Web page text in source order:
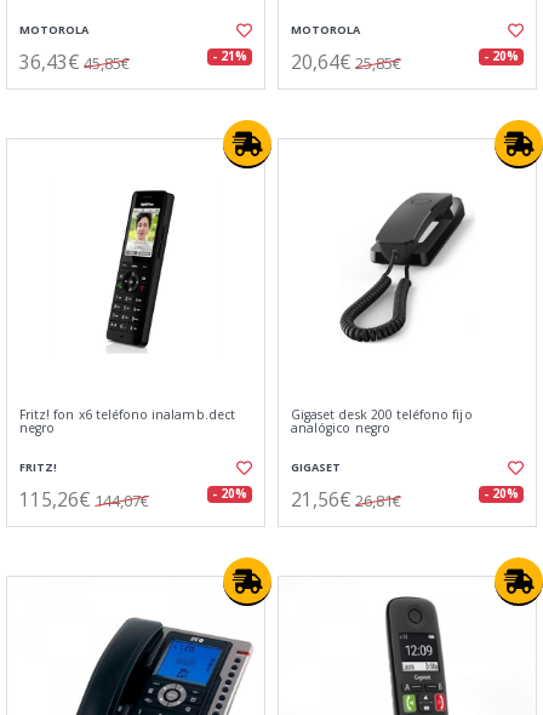
MOTOROLA
36,43€ 45,85€ - 21%
MOTOROLA
20,64€ 25,85€ - 20%
Fritz! fon x6 teléfono inalamb.dect
negro
FRITZ!
115,26€ 144,07€ - 20%
Gigaset desk 200 teléfono fijo
analógico negro
GIGASET
21,56€ 26,81€ - 20%